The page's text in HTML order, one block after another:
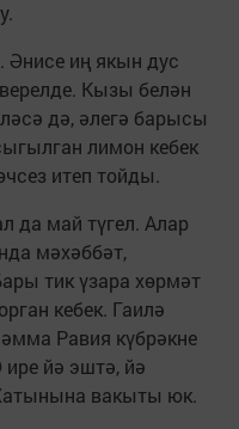
иң якын дус
Кызы белән
дә, әлегә барысы
лимон кебек
итеп тойды.
да май түгел. Алар
мәхәббәт,
тик үзара хөрмәт
кебек. Гаилә
Равия күбрәкне
ире йә эштә, йә
вакыты юк.